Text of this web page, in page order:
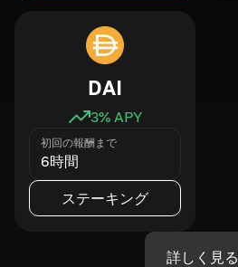
DAI
3% APY
初回の報酬まで
6時間
ステーキング
詳しく見る